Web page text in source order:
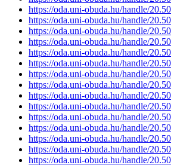
https://oda.uni-obuda.hu/handle/
https://oda.uni-obuda.hu/handle/
https://oda.uni-obuda.hu/handle/
https://oda.uni-obuda.hu/handle/
https://oda.uni-obuda.hu/handle/
https://oda.uni-obuda.hu/handle/
https://oda.uni-obuda.hu/handle/
https://oda.uni-obuda.hu/handle/
https://oda.uni-obuda.hu/handle/
https://oda.uni-obuda.hu/handle/
https://oda.uni-obuda.hu/handle/
https://oda.uni-obuda.hu/handle/
https://oda.uni-obuda.hu/handle/
https://oda.uni-obuda.hu/handle/
https://oda.uni-obuda.hu/handle/